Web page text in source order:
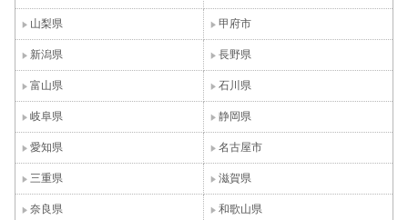
山梨県 甲府市
新潟県 長野県
富山県 石川県
岐阜県 静岡県
愛知県 名古屋市
三重県 滋賀県
奈良県 和歌山県